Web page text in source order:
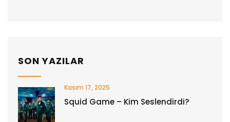
SON YAZILAR
Kasım 17, 2025
Squid Game – Kim Seslendirdi?